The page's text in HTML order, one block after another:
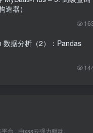
造器）
数据分析（2）：Pandas
台 · 由xss云强力驱动.